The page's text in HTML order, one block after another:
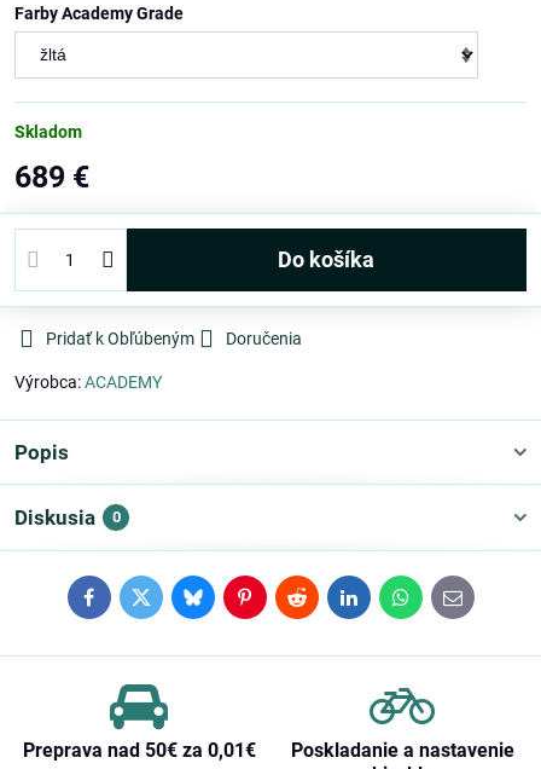
Farby Academy Grade
Skladom
689 €
Do košíka
Pridať k Obľúbeným Doručenia
Výrobca:ACADEMY
Popis
Diskusia 0
FacebookTwitterBlueskyPinterestRedditLinkedInWhatsApp
E-
mail
Preprava nad 50€ za 0,01€
Poskladanie a nastavenie